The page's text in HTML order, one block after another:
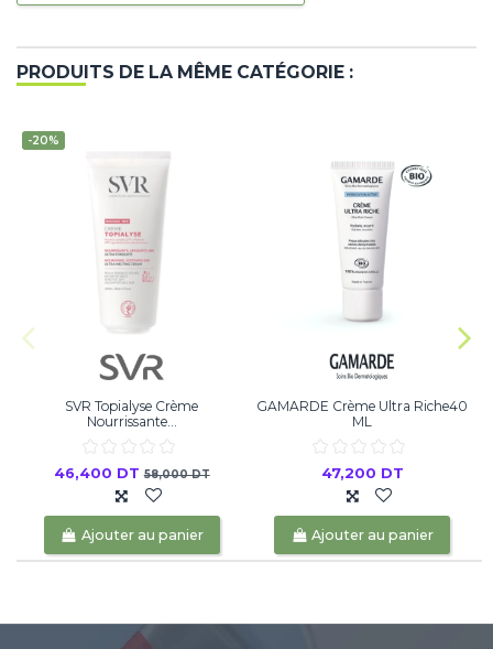
PRODUITS DE LA MÊME CATÉGORIE :
-20%
SVR Topialyse Crème
Nourrissante...
46,400 DT58,000 DT
Ajouter au panier
GAMARDE Crème Ultra Riche40
ML
47,200 DT
Ajouter au panier